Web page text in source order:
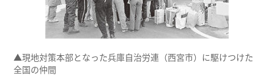
▲現地対策本部となった兵庫自治労連（西宮市）に駆けつけた
全国の仲間